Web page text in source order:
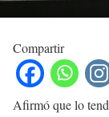
Compartir
Afirmó que lo